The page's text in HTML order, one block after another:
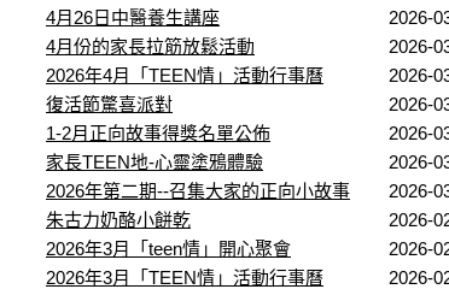
4月26日中醫養生講座
2026-
4月份的家長拉筋放鬆活動
2026-
2026年4月「TEEN情」活動行事曆
2026-
復活節驚喜派對
2026-
1-2月正向故事得獎名單公佈
2026-
家長TEEN地-心靈塗鴉體驗
2026-
2026年第二期--召集大家的正向小故事
2026-
朱古力奶酪小餅乾
2026-
2026年3月「teen情」開心聚會
2026-
2026年3月「TEEN情」活動行事曆
2026-